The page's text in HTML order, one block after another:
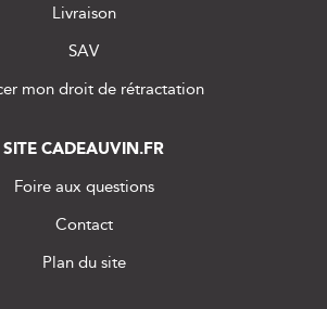
Livraison
SAV
mon droit de rétractation
SITE CADEAUVIN.FR
Foire aux questions
Contact
Plan du site